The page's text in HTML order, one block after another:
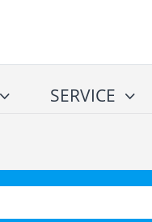
SERVICE